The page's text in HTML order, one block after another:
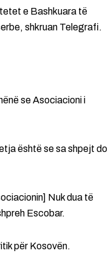
e Bashkuara të
shkruan Telegrafi.
se Asociacioni i
është se sa shpejt do
Nuk dua të
Escobar.
për Kosovën.